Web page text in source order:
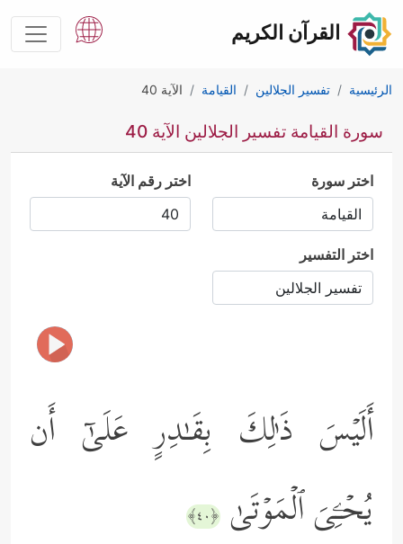
القرآن الكريم
الرئيسية تفسير الجلالين القيامة الآية 40
سورة القيامة تفسير الجلالين الآية 40
اختر سورة اختر رقم الآية
اختر التفسير
أَلَیۡسَ ذَ ٰ⁠لِكَ بِقَـٰدِرٍ عَلَىٰۤ أَن
یُحۡـِۧیَ ٱلۡمَوۡتَىٰ ﴿٤٠﴾